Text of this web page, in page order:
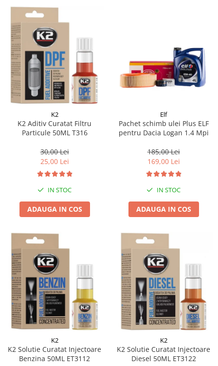
K2
K2 Aditiv Curatat Filtru
Particule 50ML T316
30,00 Lei
25,00 Lei
IN STOC
ADAUGA IN COS
Elf
Pachet schimb ulei Plus ELF
pentru Dacia Logan 1.4 Mpi
185,00 Lei
169,00 Lei
IN STOC
ADAUGA IN COS
K2
K2 Solutie Curatat Injectoare
Benzina 50ML ET3112
K2
K2 Solutie Curatat Injectoare
Diesel 50ML ET3122